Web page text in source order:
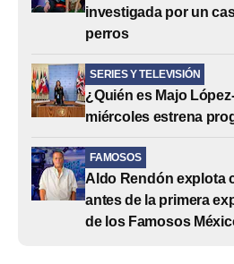
investigada por un
perros
SERIES Y TELEVISIÓN
¿Quién es Majo
miércoles estrena
FAMOSOS
Aldo Rendón explota
antes de la primera
de los Famosos